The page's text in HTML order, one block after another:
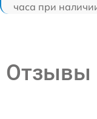
часа при
Отзывы